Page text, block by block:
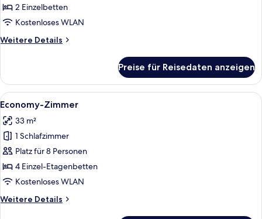
2 Einzelbetten
Kostenloses WLAN
Weitere Details
Weitere
Preise für Reisedaten anzeigen
Alle
Fotos
für
Economy-
Zimmer
anzeigen
Ein Schlafsaalzimmer mit
11
Economy-Zimmer
33 m²
1 Schlafzimmer
Platz für 8 Personen
4 Einzel-Etagenbetten
Kostenloses WLAN
Weitere Details
Weitere